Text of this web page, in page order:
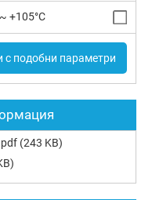
+105°C
с подобни параметри
(243 KB)